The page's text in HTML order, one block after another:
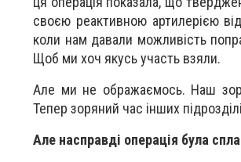
своєю реактивною артилерією
коли нам давали можливість
Щоб ми хоч якусь участь взяли.
Але ми не ображаємось. Наш
Тепер зоряний час інших
Але насправді операція була